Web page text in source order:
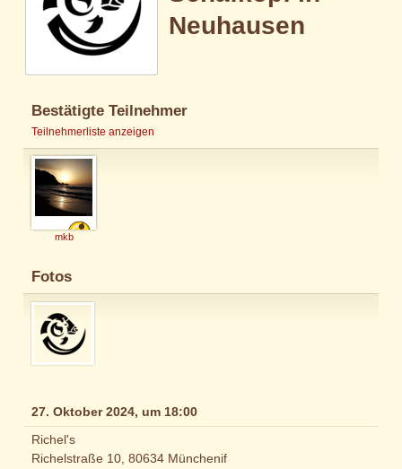
Neuhausen
Bestätigte Teilnehmer
Teilnehmerliste anzeigen
mkb
Fotos
27. Oktober 2024, um 18:00
Richel's
Richelstraße 10, 80634 Münchenif